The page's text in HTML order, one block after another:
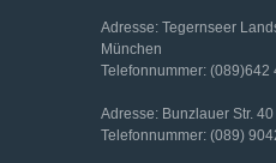
Adresse: Tegernseer
München
Telefonnummer: (089)642
Adresse: Bunzlauer Str.
Telefonnummer: (089)